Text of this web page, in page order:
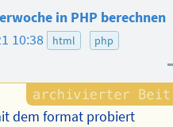
in PHP berechnen
10:38 html php
dem format probiert